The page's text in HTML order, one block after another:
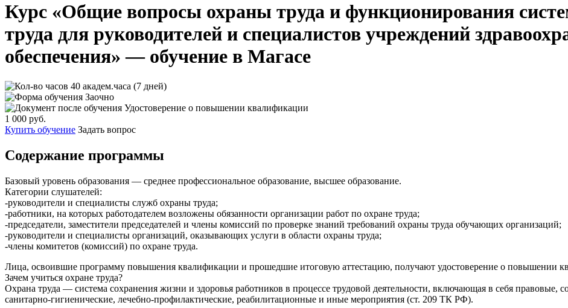
Курс «Общие вопросы охраны труда и функционирования
труда для руководителей и специалистов учреждений
обеспечения» — обучение в Магасе
40 академ.часа (7 дней)
Заочно
Удостоверение о повышении квалификации
1 000 руб.
Купить обучение Задать вопрос
Содержание программы
Базовый уровень образования — среднее профессиональное образование, высшее образование.
Категории слушателей:
-руководители и специалисты служб охраны труда;
-работники, на которых работодателем возложены обязанности организации работ по охране труда;
-председатели, заместители председателей и члены комиссий по проверке знаний требований охраны труда обучающих организаций;
-руководители и специалисты организаций, оказывающих услуги в области охраны труда;
-члены комитетов (комиссий) по охране труда.
Лица, освоившие программу повышения квалификации и прошедшие итоговую аттестацию, получают удостоверение о повышении
Зачем учиться охране труда?
Охрана труда — система сохранения жизни и здоровья работников в процессе трудовой деятельности, включающая в себя правовые,
санитарно-гигиенические, лечебно-профилактические, реабилитационные и иные мероприятия (ст. 209 ТК РФ).